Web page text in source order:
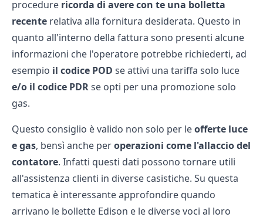
procedure ricorda di avere con te una bolletta
recente relativa alla fornitura desiderata. Questo in
quanto all'interno della fattura sono presenti alcune
informazioni che l'operatore potrebbe richiederti, ad
esempio il codice POD se attivi una tariffa solo luce
e/o il codice PDRse opti per una promozione solo
gas.
Questo consiglio è valido non solo per leofferte luce
e gas, bensì anche peroperazioni come l'allaccio del
contatore. Infatti questi dati possono tornare utili
all'assistenza clienti in diverse casistiche. Su questa
tematica è interessante approfondire quando
arrivano le bollette Edison e le diverse voci al loro